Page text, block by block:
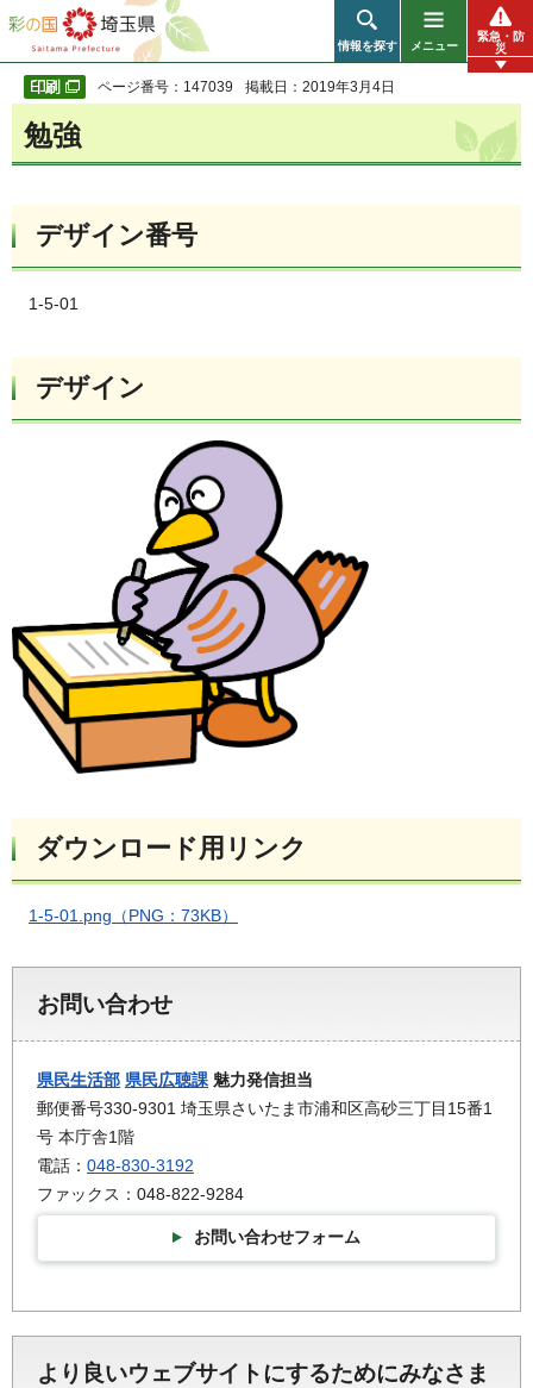
彩の国 埼玉県
情報を探す メニュー
緊急・防
災
ページ番号：147039 掲載日：2019年3月4日
勉強
デザイン番号
1-5-01
デザイン
ダウンロード用リンク
1-5-01.png（PNG：73KB）
お問い合わせ
県民生活部 県民広聴課 魅力発信担当
郵便番号330-9301 埼玉県さいたま市浦和区高砂三丁目15番1
号 本庁舎1階
電話： 048-830-3192
ファックス：048-822-9284
お問い合わせフォーム
より良いウェブサイトにするためにみなさま